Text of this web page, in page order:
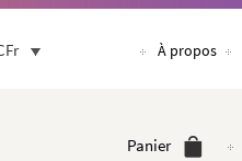
À propos
Panier